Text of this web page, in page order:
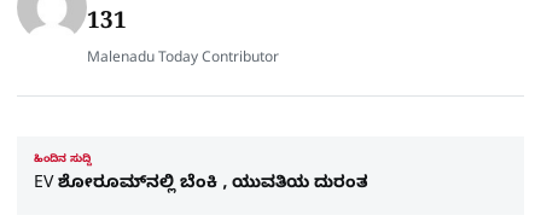
131
Malenadu Today Contributor
ಹಿಂದಿನ ಸುದ್ದಿ
EV ಶೋರೂಮ್‌ನಲ್ಲಿ ಬೆಂಕಿ , ಯುವತಿಯ ದುರಂತ